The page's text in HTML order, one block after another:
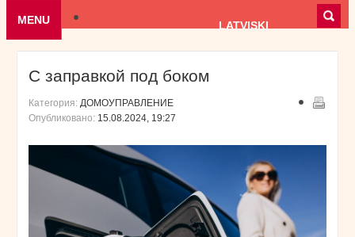
MENU LATVISKI
Skip to content
С заправкой под боком
Категория: ДОМОУПРАВЛЕНИЕ
Опубликовано: 15.08.2024, 19:27